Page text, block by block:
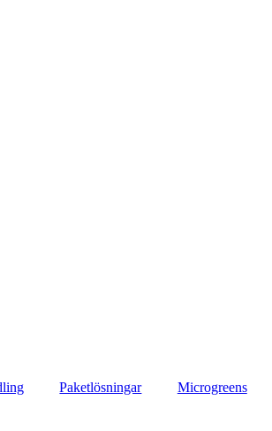
Paketlösningar Microgreens